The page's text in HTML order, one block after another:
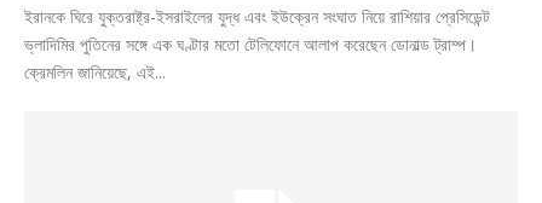
ইরানকে ঘিরে যুক্তরাষ্ট্র-ইসরাইলের যুদ্ধ এবং ইউক্রেন সংঘাত নিয়ে রাশিয়ার প্রেসিডেন্ট
ভ্লাদিমির পুতিনের সঙ্গে এক ঘণ্টার মতো টেলিফোনে আলাপ করেছেন ডোনাল্ড ট্রাম্প।
ক্রেমলিন জানিয়েছে, এই...